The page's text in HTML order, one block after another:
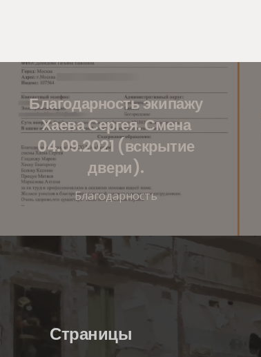
Благодарность экипажу
Хаева Сергея. Смена
04.09.2021 (вскрытие
двери).
Благодарность
Страницы